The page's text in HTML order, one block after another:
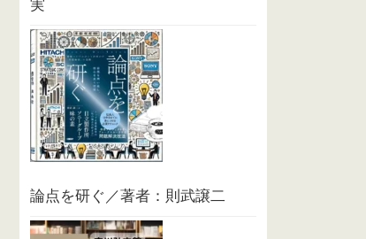
実
論点を研ぐ／著者：則武譲二